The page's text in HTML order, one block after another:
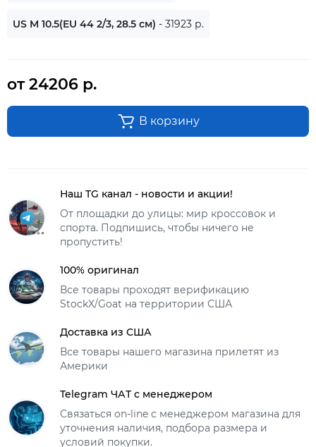
US M 10.5(EU 44 2/3, 28.5 см) - 31923 р.
от 24206 р.
В корзину
Наш TG канал - новости и акции!
От площадки до улицы: мир кроссовок и
спорта. Подпишись, чтобы ничего не
пропустить!
100% оригинал
Все товары проходят верификацию
StockX/Goat на территории США
Доставка из США
Все товары нашего магазина прилетят из
Америки
Telegram ЧАТ с менеджером
Связаться on-line с менеджером магазина для
уточнения наличия, подбора размера и
условий покупки.